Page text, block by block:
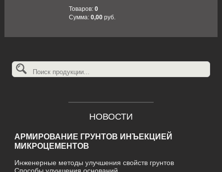
Товаров: 0
Сумма: 0,00руб.
НОВОСТИ
АРМИРОВАНИЕ ГРУНТОВ ИНЪЕКЦИЕЙ
МИКРОЦЕМЕНТОВ
Инженерные методы улучшения свойств грунтов
Способы улучшения оснований